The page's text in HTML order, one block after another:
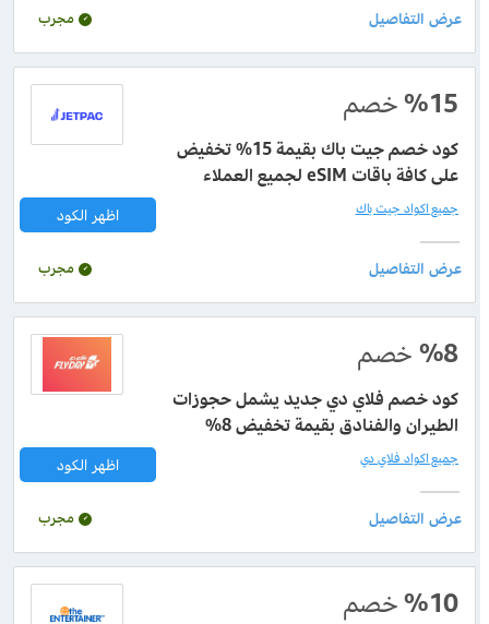
مجرب
%15خصم
كود خصم جيت باك بقيمة 15% تخفيض
على كافة باقات eSIM لجميع العملاء
اظهر الكود جميع اكواد جيت باك
مجرب
%8خصم
كود خصم فلاي دي جديد يشمل حجوزات
الطيران والفنادق بقيمة تخفيض 8%
اظهر الكود جميع اكواد فلاي دي
مجرب
%10خصم